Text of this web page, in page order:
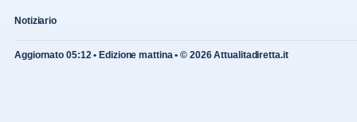
Notiziario
Aggiornato 05:12 • Edizione mattina • © 2026 Attualitadiretta.it